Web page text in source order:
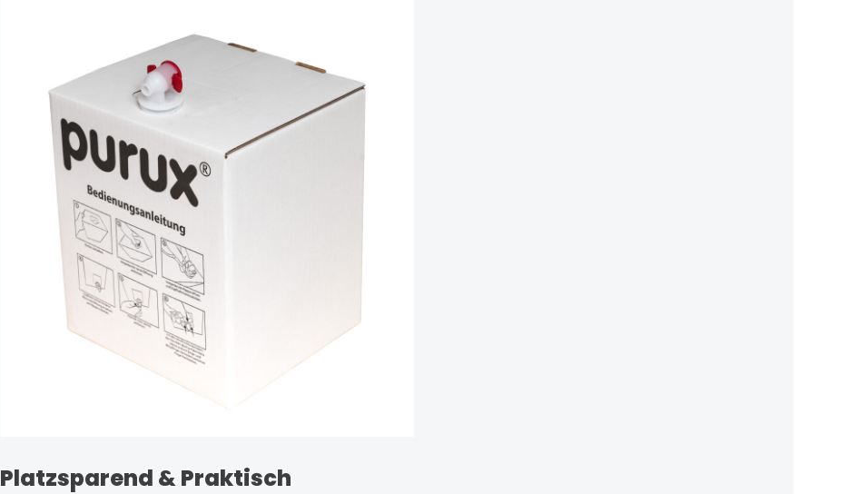
Platzsparend & Praktisch